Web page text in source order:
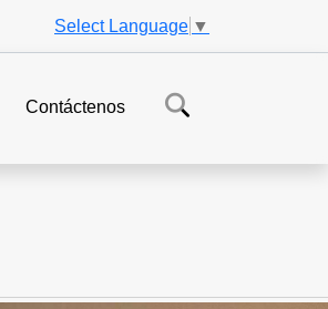
Select Language ▼
Contáctenos